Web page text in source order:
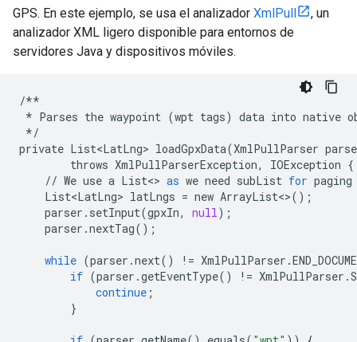
GPS. En este ejemplo, se usa el analizador XmlPull
, un
analizador XML ligero disponible para entornos de
servidores Java y dispositivos móviles.
/**
* Parses the waypoint (wpt tags) data into native
*/
private List<LatLng> loadGpxData(XmlPullParser
throws XmlPullParserException, IOException {
// We use a List<> as we need subList for paging
List<LatLng> latLngs = new ArrayList<>();
parser . setInput(gpxIn, null);
parser .nextTag();
while (parser .next() != XmlPullParser .
if (parser .getEventType() != XmlPullParser .
continue ;
}